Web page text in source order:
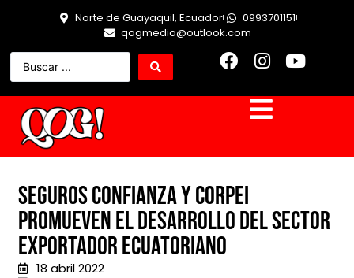
Norte de Guayaquil, Ecuador
0993701151
qogmedio@outlook.com
Seguros Confianza y CORPEI
promueven el desarrollo del sector
exportador ecuatoriano
18 abril 2022